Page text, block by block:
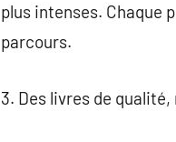
plus intenses. Chaque
parcours.
3. Des livres de